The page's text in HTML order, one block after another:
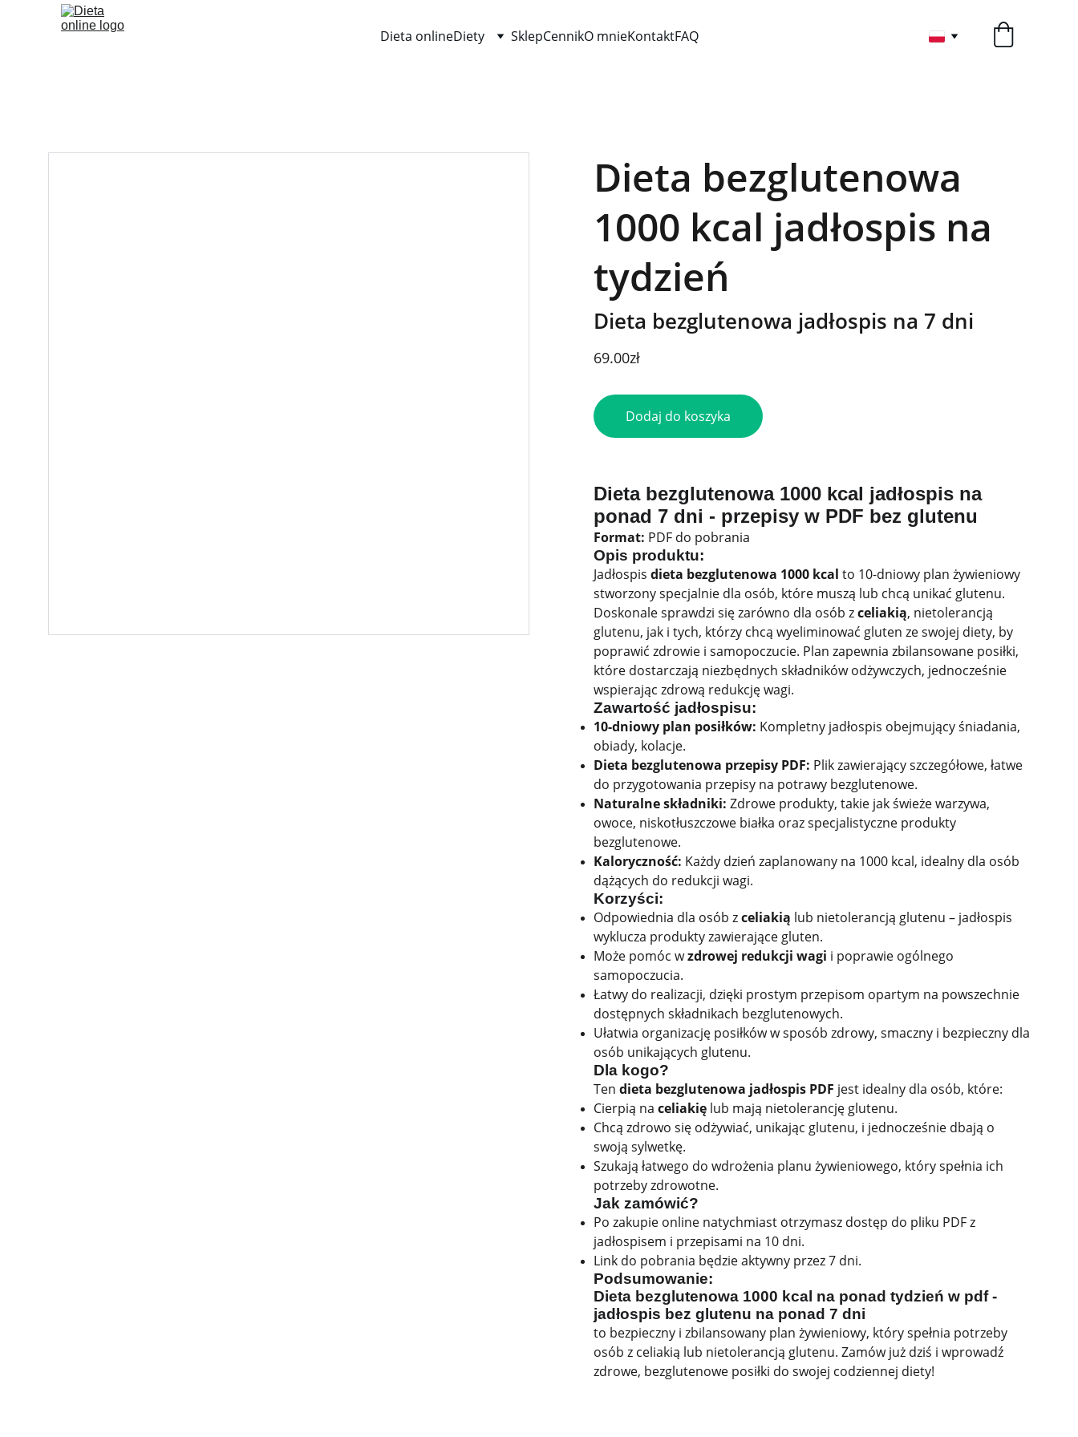
Dieta onlineDiety SklepCennikO mnieKontaktFAQ
Dieta bezglutenowa
1000 kcal jadłospis na
tydzień
Dieta bezglutenowa jadłospis na 7 dni
69.00zł
Dodaj do koszyka
Dieta bezglutenowa 1000 kcal jadłospis na
ponad 7 dni - przepisy w PDF bez glutenu
Format: PDF do pobrania
Opis produktu:
Jadłospis dieta bezglutenowa 1000 kcal to 10-dniowy plan żywieniowy
stworzony specjalnie dla osób, które muszą lub chcą unikać glutenu.
Doskonale sprawdzi się zarówno dla osób zceliakią, nietolerancją
glutenu, jak i tych, którzy chcą wyeliminować gluten ze swojej diety, by
poprawić zdrowie i samopoczucie. Plan zapewnia zbilansowane posiłki,
które dostarczają niezbędnych składników odżywczych, jednocześnie
wspierając zdrową redukcję wagi.
Zawartość jadłospisu:
10-dniowy plan posiłków: Kompletny jadłospis obejmujący śniadania,
obiady, kolacje.
Dieta bezglutenowa przepisy PDF: Plik zawierający szczegółowe, łatwe
do przygotowania przepisy na potrawy bezglutenowe.
Naturalne składniki: Zdrowe produkty, takie jak świeże warzywa,
owoce, niskotłuszczowe białka oraz specjalistyczne produkty
bezglutenowe.
Kaloryczność: Każdy dzień zaplanowany na 1000 kcal, idealny dla osób
dążących do redukcji wagi.
Korzyści:
Odpowiednia dla osób zceliakią lub nietolerancją glutenu – jadłospis
wyklucza produkty zawierające gluten.
Może pomóc wzdrowej redukcji wagi i poprawie ogólnego
samopoczucia.
Łatwy do realizacji, dzięki prostym przepisom opartym na powszechnie
dostępnych składnikach bezglutenowych.
Ułatwia organizację posiłków w sposób zdrowy, smaczny i bezpieczny dla
osób unikających glutenu.
Dla kogo?
Ten dieta bezglutenowa jadłospis PDF jest idealny dla osób, które:
Cierpią na celiakię lub mają nietolerancję glutenu.
Chcą zdrowo się odżywiać, unikając glutenu, i jednocześnie dbają o
swoją sylwetkę.
Szukają łatwego do wdrożenia planu żywieniowego, który spełnia ich
potrzeby zdrowotne.
Jak zamówić?
Po zakupie online natychmiast otrzymasz dostęp do pliku PDF z
jadłospisem i przepisami na 10 dni.
Link do pobrania będzie aktywny przez 7 dni.
Podsumowanie:
Dieta bezglutenowa 1000 kcal na ponad tydzień w pdf -
jadłospis bez glutenu na ponad 7 dni
to bezpieczny i zbilansowany plan żywieniowy, który spełnia potrzeby
osób z celiakią lub nietolerancją glutenu. Zamów już dziś i wprowadź
zdrowe, bezglutenowe posiłki do swojej codziennej diety!